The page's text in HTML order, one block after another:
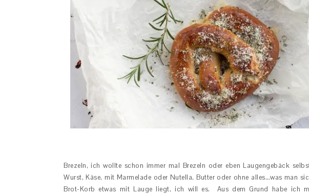
Brezeln, ich wollte schon immer mal Brezeln oder eben Laugengebäck
Wurst, Käse, mit Marmelade oder Nutella, Butter oder ohne alles…was man
Brot-Korb etwas mit Lauge liegt, ich will es. Aus dem Grund habe ich